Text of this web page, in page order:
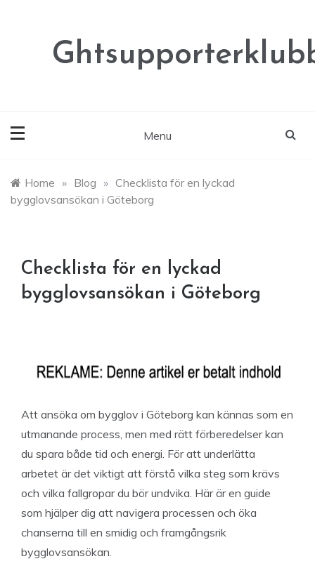
Menu
Home » Blog » Checklista för en lyckad
bygglovsansökan i Göteborg
Checklista för en lyckad
bygglovsansökan i Göteborg
Att ansöka om bygglov i Göteborg kan kännas som en
utmanande process, men med rätt förberedelser kan
du spara både tid och energi. För att underlätta
arbetet är det viktigt att förstå vilka steg som krävs
och vilka fallgropar du bör undvika. Här är en guide
som hjälper dig att navigera processen och öka
chanserna till en smidig och framgångsrik
bygglovsansökan.